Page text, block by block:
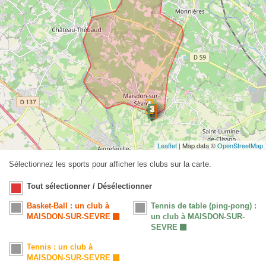
Leaflet | Map data ©OpenStreetMap
Sélectionnez les sports pour afficher les clubs sur la carte.
Tout sélectionner / Désélectionner
Basket-Ball : un club à
MAISDON-SUR-SEVRE
Tennis de table (ping-pong) :
un club à MAISDON-SUR-
SEVRE
Tennis : un club à
MAISDON-SUR-SEVRE